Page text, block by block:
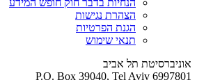
הצהרת נגישות
הגנת הפרטיות
תנאי שימוש
אוניברסיטת תל אביב
P.O. Box 39040, Tel Aviv 6997801